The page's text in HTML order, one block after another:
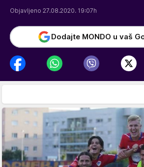
Objavljeno 27.08.2020. 19:07h
Dodajte MONDO u vaš